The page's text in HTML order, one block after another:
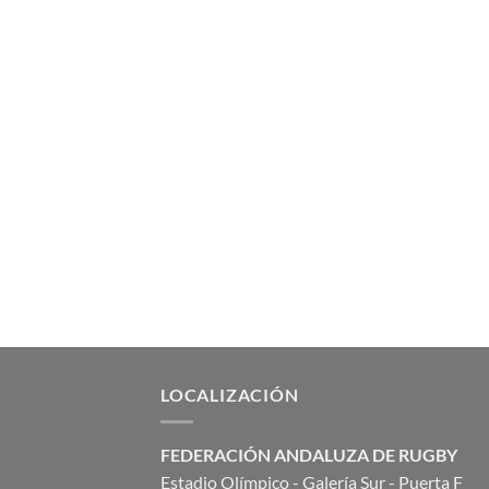
LOCALIZACIÓN
FEDERACIÓN ANDALUZA DE RUGBY
Estadio Olímpico - Galería Sur - Puerta F